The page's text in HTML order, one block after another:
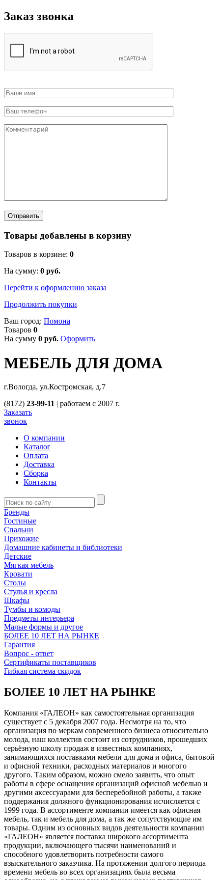
Заказ звонка
Товары добавлены в корзину
Товаров в корзине: 0
На сумму: 0 руб.
Перейти к оформлению заказа
Продолжить покупки
Ваш город: Помона
Товаров 0
На сумму 0 руб. Оформить
МЕБЕЛЬ ДЛЯ ДОМА
г.Вологда, ул.Костромская, д.7
(8172) 23-99-11 | работаем с 2007 г.
Заказать
звонок
О компании
Каталог
Оплата
Доставка
Сборка
Контакты
Бренды
Гостиные
Спальни
Прихожие
Домашние кабинеты и библиотеки
Детские
Мягкая мебель
Кровати
Столы
Стулья и кресла
Шкафы
Тумбы и комоды
Предметы интерьера
Малые формы и другое
БОЛЕЕ 10 ЛЕТ НА РЫНКЕ
Гарантия
Вопрос - ответ
Сертификаты поставщиков
Гибкая система скидок
БОЛЕЕ 10 ЛЕТ НА РЫНКЕ
Компания «ГАЛЕОН» как самостоятельная организация
существует с 5 декабря 2007 года. Несмотря на то, что
организация по меркам современного бизнеса относительно
молода, наш коллектив состоит из сотрудников, прошедших
серьёзную школу продаж в известных компаниях,
занимающихся поставками мебели для дома и офиса, бытовой
и офисной техники, расходных материалов и многого
другого. Таким образом, можно смело заявить, что опыт
работы в сфере оснащения организаций офисной мебелью и
другими аксессуарами для бесперебойной работы, а также
поддержания должного функционирования исчисляется с
1999 года. В ассортименте компании имеется как офисная
мебель, так и мебель для дома, а так же сопутствующие им
товары. Одним из основных видов деятельности компании
«ГАЛЕОН» является поставка широкого ассортимента
продукции, включающего тысячи наименований и
способного удовлетворить потребности самого
взыскательного заказчика. На протяжении долгого периода
времени мебель во всех организациях была весьма